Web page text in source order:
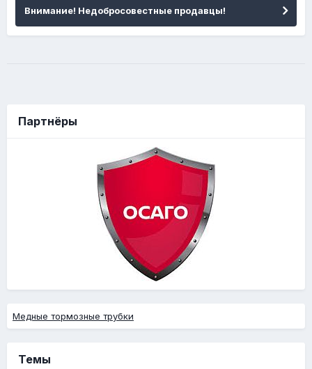
Внимание! Недобросовестные продавцы!
Партнёры
Медные тормозные трубки
Темы